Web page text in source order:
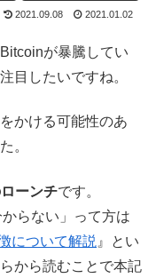
2021.09.08 2021.01.02
が暴騰してい
目したいですね。
かける可能性のあ
。
ーンチです。
らない」って方は
について解説 』とい
から読むことで本記